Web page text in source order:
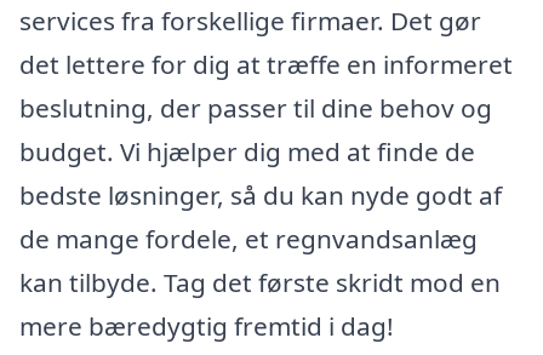
services fra forskellige firmaer. Det gør
det lettere for dig at træffe en informeret
beslutning, der passer til dine behov og
budget. Vi hjælper dig med at finde de
bedste løsninger, så du kan nyde godt af
de mange fordele, et regnvandsanlæg
kan tilbyde. Tag det første skridt mod en
mere bæredygtig fremtid i dag!